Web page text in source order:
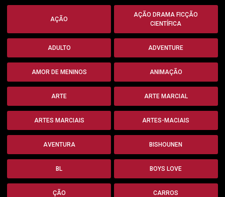
AÇÃO
AÇÃO DRAMA FICÇÃO
CIENTÍFICA
ADULTO ADVENTURE
AMOR DE MENINOS ANIMAÇÃO
ARTE ARTE MARCIAL
ARTES MARCIAIS ARTES-MACIAIS
AVENTURA BISHOUNEN
BL BOYS LOVE
ÇÃO CARROS